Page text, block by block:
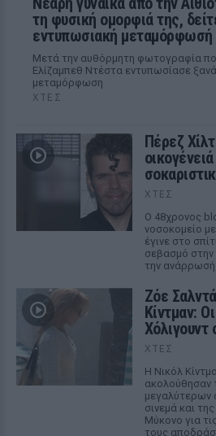
τη φυσική ομορφιά της,
εντυπωσιακή μεταμόρφωσή
Μετά την αυθόρμητη φωτογραφία
Ελίζαμπεθ Ντέστα εντυπωσίασε
μεταμόρφωση
ΧΤΕΣ
Πέρεζ
ΧΤΕΣ
Ο 48χρονος
νοσοκομείο
έγινε στο
σεβασμό στην
την ανάρρωσή
Ζόε
Κίντμαν:
ΧΤΕΣ
Η Νικόλ
ακολούθησαν
μεγαλύτερων
σινεμά και
Μύκονο για
τους